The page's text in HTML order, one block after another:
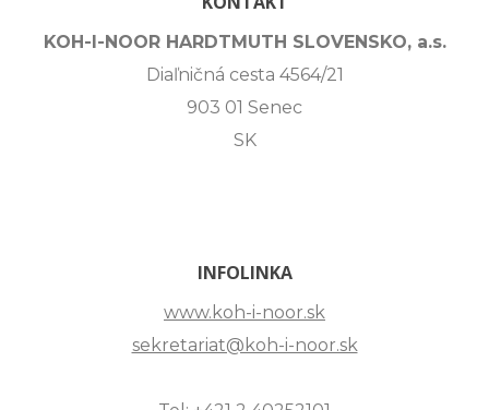
KOH-I-NOOR HARDTMUTH SLOVENSKO, a.s.
Diaľničná cesta 4564/21
903 01 Senec
SK
INFOLINKA
www.koh-i-noor.sk
sekretariat@koh-i-noor.sk